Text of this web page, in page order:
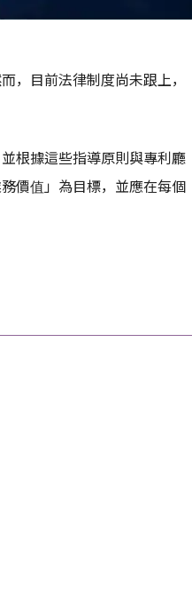
，目前法律制度尚未跟上，
根據這些指導原則與專利廳
價值」為目標，並應在每個